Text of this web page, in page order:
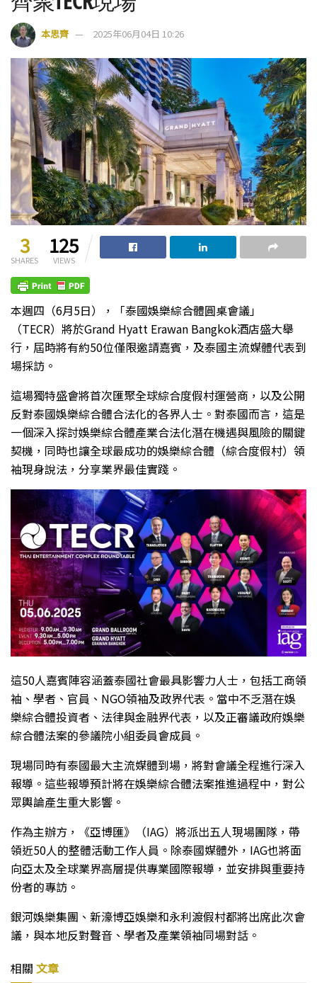
本思齊 2025年06月04日 10:26
3
SHARES
125
VIEWS
本週四（6月5日），「泰國娛樂綜合體圓桌會議」
（TECR）將於Grand Hyatt Erawan Bangkok酒店盛大舉
行，屆時將有約50位僅限邀請嘉賓，及泰國主流媒體代表到
場採訪。
這場獨特盛會將首次匯聚全球綜合度假村運營商，以及公開
反對泰國娛樂綜合體合法化的各界人士。對泰國而言，這是
一個深入探討娛樂綜合體產業合法化潛在機遇與風險的關鍵
契機，同時也讓全球最成功的娛樂綜合體（綜合度假村）領
袖現身說法，分享業界最佳實踐。
這50人嘉賓陣容涵蓋泰國社會最具影響力人士，包括工商領
袖、學者、官員、NGO領袖及政界代表。當中不乏潛在娛
樂綜合體投資者、法律與金融界代表，以及正審議政府娛樂
綜合體法案的參議院小組委員會成員。
現場同時有泰國最大主流媒體到場，將對會議全程進行深入
報導。這些報導預計將在娛樂綜合體法案推進過程中，對公
眾輿論產生重大影響。
作為主辦方，《亞博匯》（IAG）將派出五人現場團隊，帶
領近50人的整體活動工作人員。除泰國媒體外，IAG也將面
向亞太及全球業界高層提供專業國際報導，並安排與重要持
份者的專訪。
銀河娛樂集團、新濠博亞娛樂和永利渡假村都將出席此次會
議，與本地反對聲音、學者及產業領袖同場對話。
相關 文章